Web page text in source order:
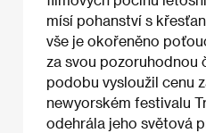
mísí pohanství s
vše je okořeněno
za svou pozoruhodnou
podobu vysloužil cenu
newyorském festivalu
odehrála jeho světová